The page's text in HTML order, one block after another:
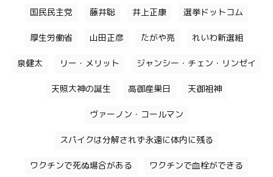
国民民主党 藤井聡 井上正康 選挙ドットコム
厚生労働省 山田正彦 たがや亮 れいわ新選組
泉健太 リー・メリット ジャンシー・チェン・リンゼイ
天照大神の誕生 高御産巣日 天御祖神
ヴァーノン・コールマン
スパイクは分解されず永遠に体内に残る
ワクチンで死ぬ場合がある ワクチンで血栓ができる